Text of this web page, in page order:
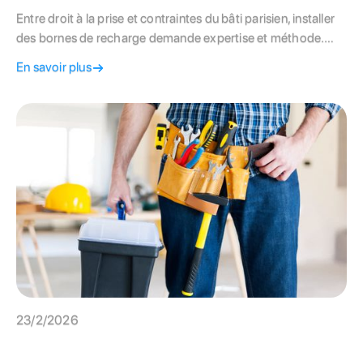
Entre droit à la prise et contraintes du bâti parisien, installer
des bornes de recharge demande expertise et méthode.
En savoir plus
23/2/2026